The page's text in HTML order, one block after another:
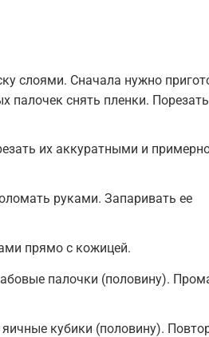
слоями. Сначала нужно
палочек снять пленки. Порезать
их аккуратными и
руками. Запаривать ее
прямо с кожицей.
палочки (половину).
кубики (половину).